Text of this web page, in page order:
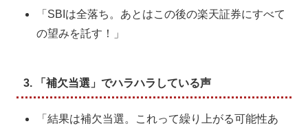
「SBIは全落ち。あとはこの後の楽天証券にすべて
の望みを託す！」
3. 「補欠当選」でハラハラしている声
「結果は補欠当選。これって繰り上がる可能性あ